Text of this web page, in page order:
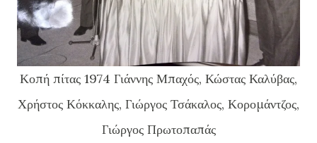
Κοπή πίτας 1974 Γιάννης Μπαχός, Κώστας Καλύβας,
Χρήστος Κόκκαλης, Γιώργος Τσάκαλος, Κορομάντζος,
Γιώργος Πρωτοπαπάς